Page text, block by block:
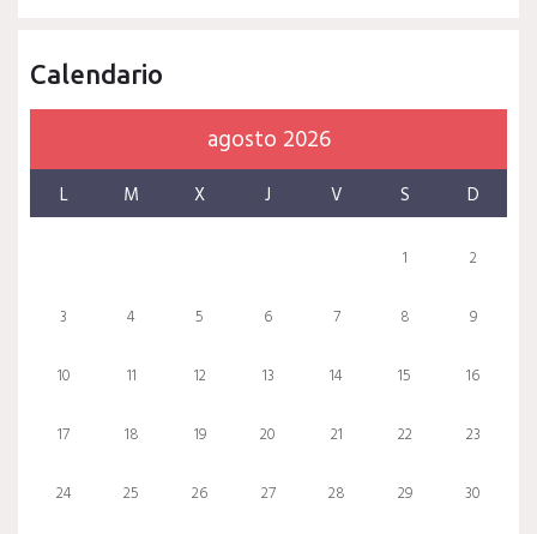
Calendario
agosto 2026
L M X J V S D
1 2
3 4 5 6 7 8 9
10 11 12 13 14 15 16
17 18 19 20 21 22 23
24 25 26 27 28 29 30